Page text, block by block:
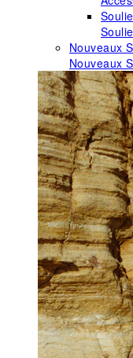
Nouveaux
Nouveaux